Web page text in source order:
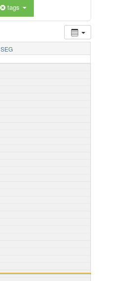
tags
SEG